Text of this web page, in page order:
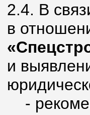
2.4. В
в
и
-